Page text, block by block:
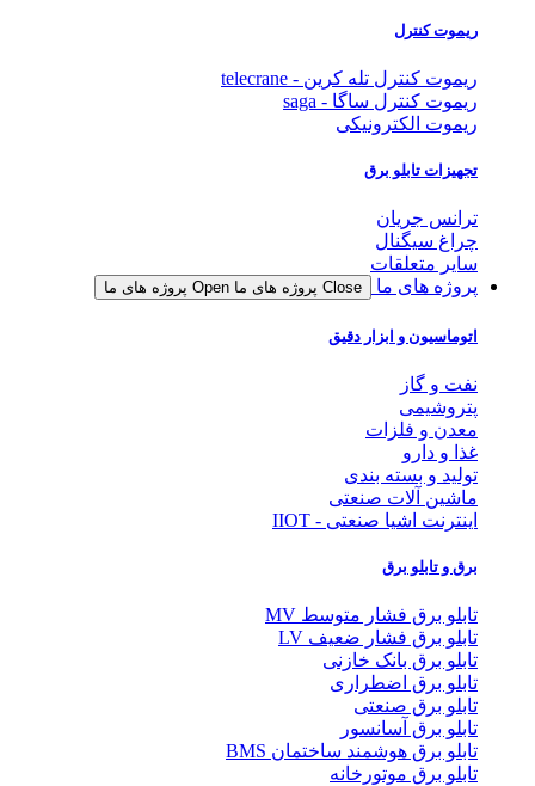
ریموت کنترل
ریموت کنترل تله کرین - telecrane
ریموت کنترل ساگا - saga
ریموت الکترونیکی
تجهیزات تابلو برق
ترانس جریان
چراغ سیگنال
سایر متعلقات
پروژه های ما
Close پروژه های ما Open پروژه های ما
اتوماسیون و ابزار دقیق
نفت و گاز
پتروشیمی
معدن و فلزات
غذا و دارو
تولید و بسته بندی
ماشین آلات صنعتی
اینترنت اشیا صنعتی - IIOT
برق و تابلو برق
تابلو برق فشار متوسط MV
تابلو برق فشار ضعیف LV
تابلو برق بانک خازنی
تابلو برق اضطراری
تابلو برق صنعتی
تابلو برق آسانسور
تابلو برق هوشمند ساختمان BMS
تابلو برق موتورخانه